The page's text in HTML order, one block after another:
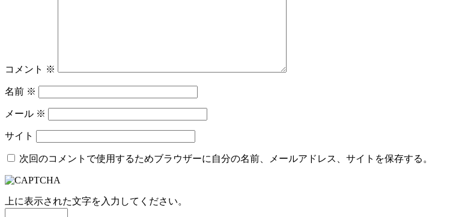
コメント ※
名前 ※
メール ※
サイト
次回のコメントで使用するためブラウザーに自分の名前、メールアドレス、サイトを保存する。
上に表示された文字を入力してください。